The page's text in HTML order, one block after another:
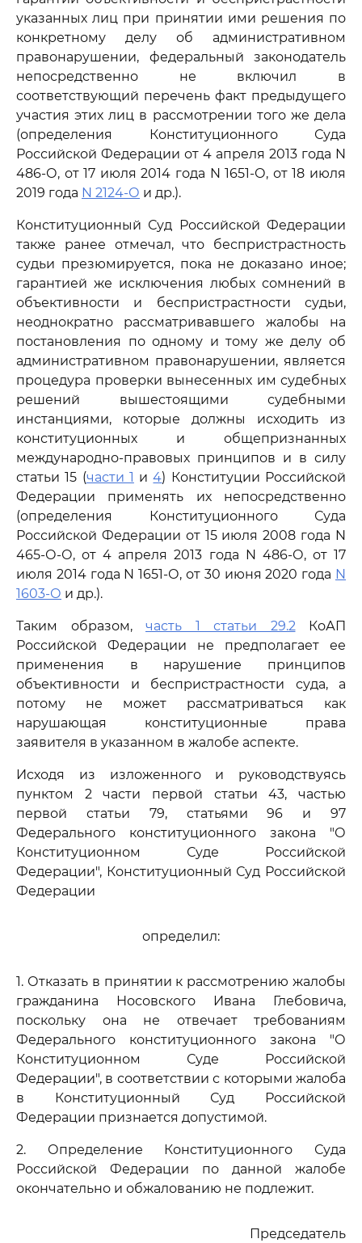
указанных лиц при принятии ими решения по
конкретному делу об административном
правонарушении, федеральный законодатель
непосредственно не включил в
соответствующий перечень факт предыдущего
участия этих лиц в рассмотрении того же дела
(определения Конституционного Суда
Российской Федерации от 4 апреля 2013 года N
486-О, от 17 июля 2014 года N 1651-О, от 18 июля
2019 года N 2124-О и др.).
Конституционный Суд Российской Федерации
также ранее отмечал, что беспристрастность
судьи презюмируется, пока не доказано иное;
гарантией же исключения любых сомнений в
объективности и беспристрастности судьи,
неоднократно рассматривавшего жалобы на
постановления по одному и тому же делу об
административном правонарушении, является
процедура проверки вынесенных им судебных
решений вышестоящими судебными
инстанциями, которые должны исходить из
конституционных и общепризнанных
международно-правовых принципов и в силу
статьи 15 (части 1 и4) Конституции Российской
Федерации применять их непосредственно
(определения Конституционного Суда
Российской Федерации от 15 июля 2008 года N
465-О-О, от 4 апреля 2013 года N 486-О, от 17
июля 2014 года N 1651-О, от 30 июня 2020 года N
1603-О и др.).
Таким образом, часть 1 статьи 29.2КоАП
Российской Федерации не предполагает ее
применения в нарушение принципов
объективности и беспристрастности суда, а
потому не может рассматриваться как
нарушающая конституционные права
заявителя в указанном в жалобе аспекте.
Исходя из изложенного и руководствуясь
пунктом 2 части первой статьи 43, частью
первой статьи 79, статьями 96 и 97
Федерального конституционного закона "О
Конституционном Суде Российской
Федерации", Конституционный Суд Российской
Федерации
определил:
1. Отказать в принятии к рассмотрению жалобы
гражданина Носовского Ивана Глебовича,
поскольку она не отвечает требованиям
Федерального конституционного закона "О
Конституционном Суде Российской
Федерации", в соответствии с которыми жалоба
в Конституционный Суд Российской
Федерации признается допустимой.
2. Определение Конституционного Суда
Российской Федерации по данной жалобе
окончательно и обжалованию не подлежит.
Председатель